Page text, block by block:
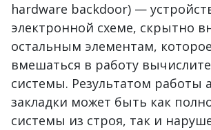
hardware backdoor) —
электронной схеме, скрытно
остальным элементам,
вмешаться в работу
системы. Результатом работы
закладки может быть как
системы из строя, так и